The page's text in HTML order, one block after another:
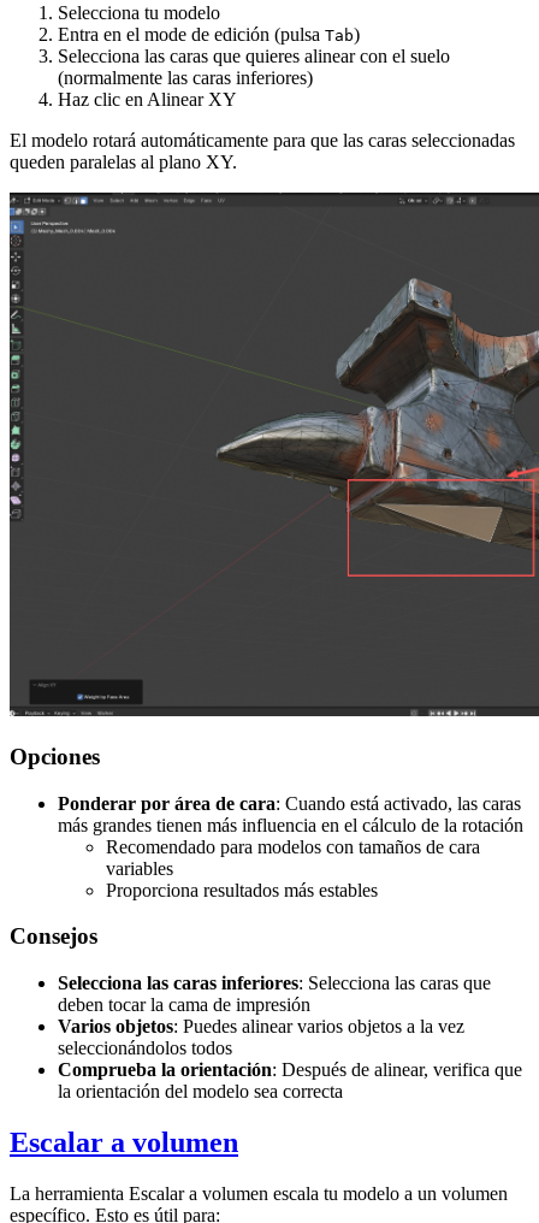
Selecciona tu modelo
Entra en el mode de edición (pulsa Tab)
Selecciona las caras que quieres alinear con el suelo
(normalmente las caras inferiores)
Haz clic en Alinear XY
El modelo rotará automáticamente para que las caras seleccionadas
queden paralelas al plano XY.
Opciones
Ponderar por área de cara: Cuando está activado, las caras
más grandes tienen más influencia en el cálculo de la rotación
Recomendado para modelos con tamaños de cara
variables
Proporciona resultados más estables
Consejos
Selecciona las caras inferiores: Selecciona las caras que
deben tocar la cama de impresión
Varios objetos: Puedes alinear varios objetos a la vez
seleccionándolos todos
Comprueba la orientación: Después de alinear, verifica que
la orientación del modelo sea correcta
Escalar a volumen
La herramienta Escalar a volumen escala tu modelo a un volumen
específico. Esto es útil para: